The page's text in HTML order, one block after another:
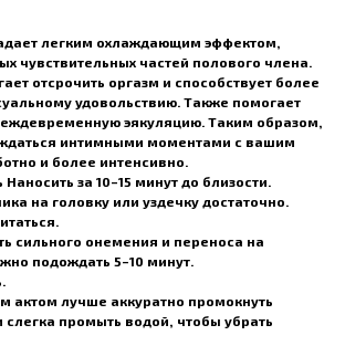
легким охлаждающим эффектом,
чувствительных частей полового члена.
отсрочить оргазм и способствует более
удовольствию. Также помогает
эякуляцию. Таким образом,
интимными моментами с вашим
и более интенсивно.
Наносить за 10–15 минут до близости.
на головку или уздечку достаточно.
сильного онемения и переноса на
подождать 5–10 минут.
актом лучше аккуратно промокнуть
слегка промыть водой, чтобы убрать